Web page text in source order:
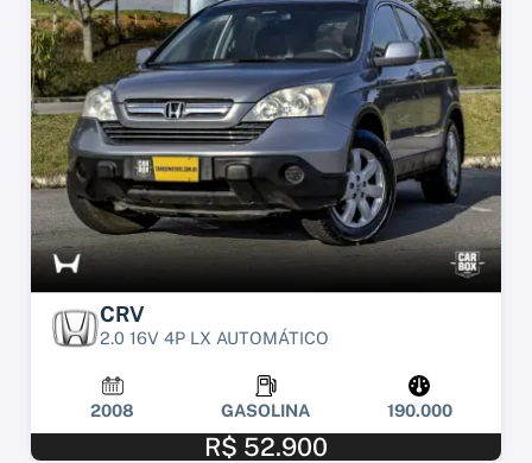
CRV
2.0 16V 4P LX AUTOMÁTICO
2008 GASOLINA 190.000
R$ 52.900